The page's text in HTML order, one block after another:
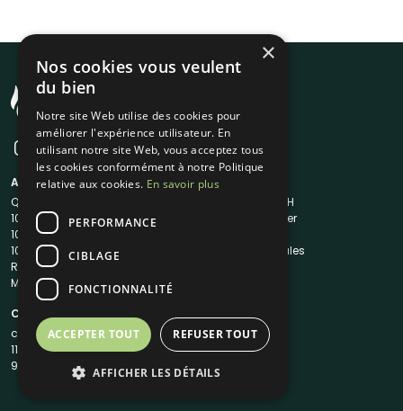
A propos
Qui sommes-nous ?
1001Salles
1001Salles PRO
1001DJ
Reserverunbar
MP2
Liens utiles
Traiteur en 48H
Nous contacter
Mentions légales
Contacts
contact@1001traiteurs.com
11 Rue Maurice Grandcoing
94200 Ivry-sur-Seine
×
Nos cookies vous veulent
du bien
Notre site Web utilise des cookies pour
améliorer l'expérience utilisateur. En
utilisant notre site Web, vous acceptez tous
les cookies conformément à notre Politique
relative aux cookies. En savoir plus
PERFORMANCE
CIBLAGE
FONCTIONNALITÉ
ACCEPTER TOUT REFUSER TOUT
AFFICHER LES DÉTAILS